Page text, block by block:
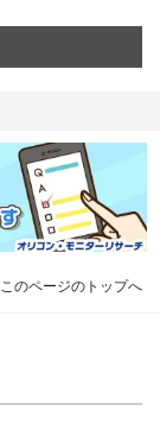
このページのトップへ